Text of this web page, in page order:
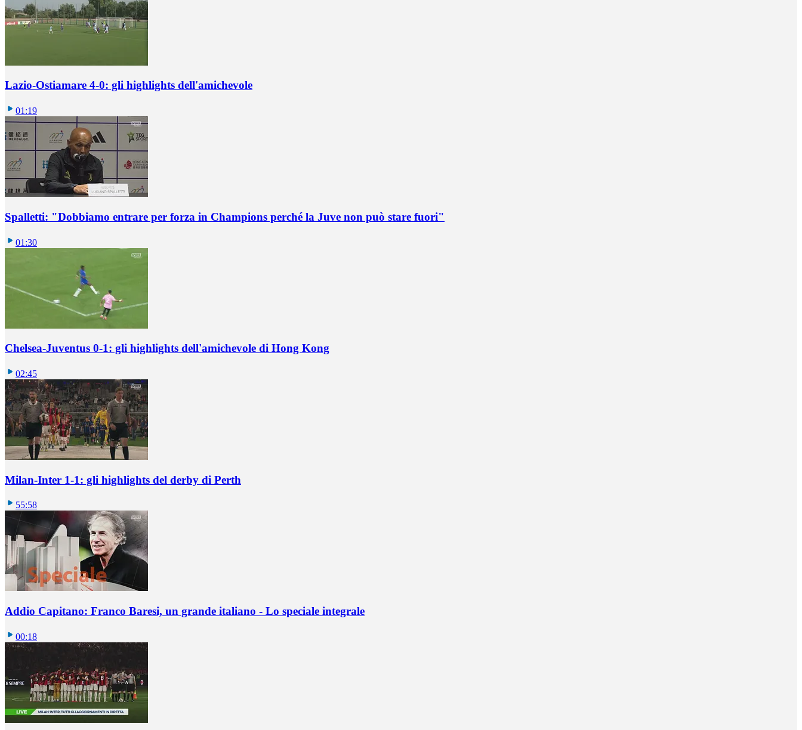
Lazio-Ostiamare 4-0: gli highlights dell'amichevole
01:19
Spalletti: "Dobbiamo entrare per forza in Champions perché la Juve non può stare fuori"
01:30
Chelsea-Juventus 0-1: gli highlights dell'amichevole di Hong Kong
02:45
Milan-Inter 1-1: gli highlights del derby di Perth
55:58
Addio Capitano: Franco Baresi, un grande italiano - Lo speciale integrale
00:18